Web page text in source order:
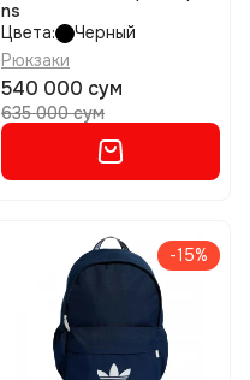
ns
Цвета:
Черный
Рюкзаки
540 000 сум
635 000 сум
-15%